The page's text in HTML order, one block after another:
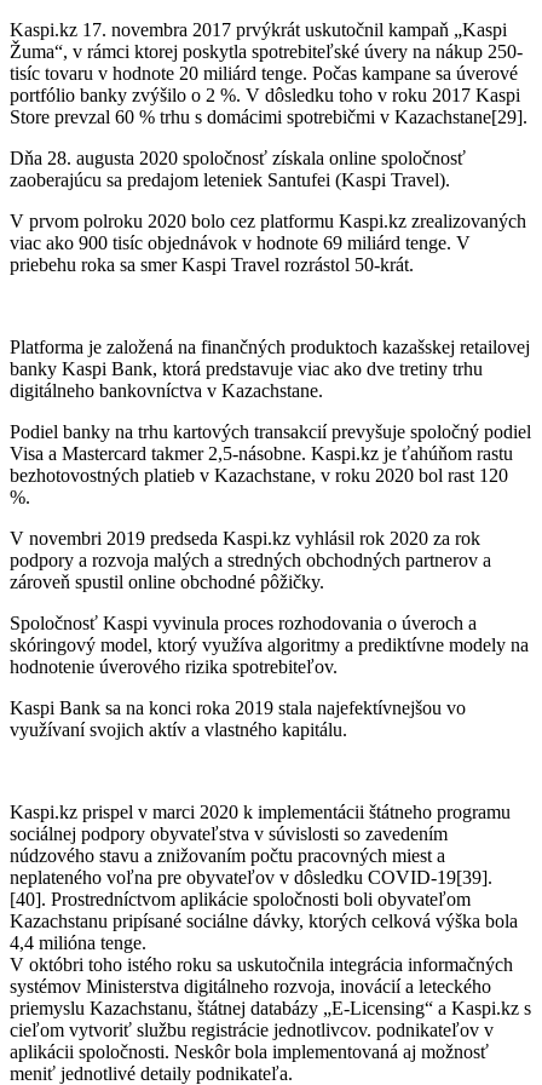
Kaspi.kz 17. novembra 2017 prvýkrát uskutočnil kampaň „Kaspi
Žuma“, v rámci ktorej poskytla spotrebiteľské úvery na nákup 250-
tisíc tovaru v hodnote 20 miliárd tenge. Počas kampane sa úverové
portfólio banky zvýšilo o 2 %. V dôsledku toho v roku 2017 Kaspi
Store prevzal 60 % trhu s domácimi spotrebičmi v Kazachstane[29].
Dňa 28. augusta 2020 spoločnosť získala online spoločnosť
zaoberajúcu sa predajom leteniek Santufei (Kaspi Travel).
V prvom polroku 2020 bolo cez platformu Kaspi.kz zrealizovaných
viac ako 900 tisíc objednávok v hodnote 69 miliárd tenge. V
priebehu roka sa smer Kaspi Travel rozrástol 50-krát.
Platforma je založená na finančných produktoch kazašskej retailovej
banky Kaspi Bank, ktorá predstavuje viac ako dve tretiny trhu
digitálneho bankovníctva v Kazachstane.
Podiel banky na trhu kartových transakcií prevyšuje spoločný podiel
Visa a Mastercard takmer 2,5-násobne. Kaspi.kz je ťahúňom rastu
bezhotovostných platieb v Kazachstane, v roku 2020 bol rast 120
%.
V novembri 2019 predseda Kaspi.kz vyhlásil rok 2020 za rok
podpory a rozvoja malých a stredných obchodných partnerov a
zároveň spustil online obchodné pôžičky.
Spoločnosť Kaspi vyvinula proces rozhodovania o úveroch a
skóringový model, ktorý využíva algoritmy a prediktívne modely na
hodnotenie úverového rizika spotrebiteľov.
Kaspi Bank sa na konci roka 2019 stala najefektívnejšou vo
využívaní svojich aktív a vlastného kapitálu.
Kaspi.kz prispel v marci 2020 k implementácii štátneho programu
sociálnej podpory obyvateľstva v súvislosti so zavedením
núdzového stavu a znižovaním počtu pracovných miest a
neplateného voľna pre obyvateľov v dôsledku COVID-19[39].
[40]. Prostredníctvom aplikácie spoločnosti boli obyvateľom
Kazachstanu pripísané sociálne dávky, ktorých celková výška bola
4,4 milióna tenge.
V októbri toho istého roku sa uskutočnila integrácia informačných
systémov Ministerstva digitálneho rozvoja, inovácií a leteckého
priemyslu Kazachstanu, štátnej databázy „E-Licensing“ a Kaspi.kz s
cieľom vytvoriť službu registrácie jednotlivcov. podnikateľov v
aplikácii spoločnosti. Neskôr bola implementovaná aj možnosť
meniť jednotlivé detaily podnikateľa.